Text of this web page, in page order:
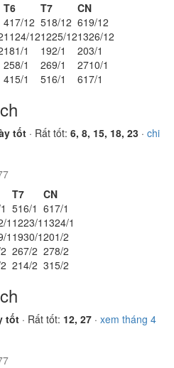
T6 T7
CN
417/12 518/12 619/12
1124/121225/121326/12
181/1 192/1 203/1
258/1 269/1 2710/1
415/1 516/1 617/1
tốt · Rất tốt: 6, 8, 15, 18, 23 · chi
T7
CN
516/1 617/1
11223/1 1324/1
11930/1201/2
267/2 278/2
214/2 315/2
tốt · Rất tốt: 12, 27 · xem tháng 4